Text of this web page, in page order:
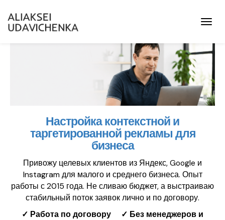
Настройка контекстной и
таргетированной рекламы для
бизнеса
Привожу целевых клиентов из Яндекс, Google и
Instagram для малого и среднего бизнеса. Опыт
работы с 2015 года. Не сливаю бюджет, а выстраиваю
стабильный поток заявок лично и по договору.
✓ Работа по договору ✓ Без менеджеров и